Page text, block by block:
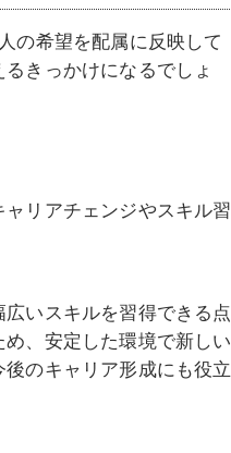
の希望を配属に反映して
きっかけになるでしょ
リアチェンジやスキル習
いスキルを習得できる点
、安定した環境で新しい
のキャリア形成にも役立